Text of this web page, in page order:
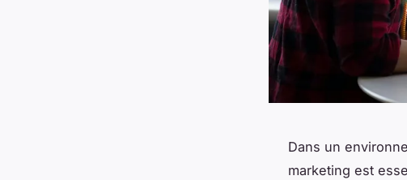
Dans un
marketing est